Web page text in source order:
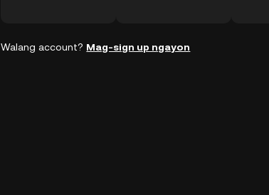
Walang account? Mag-sign up ngayon